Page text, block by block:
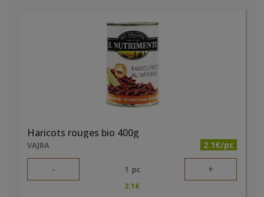
Haricots rouges bio 400g
VAJRA 2.1€/pc
- 1 pc +
2.1€